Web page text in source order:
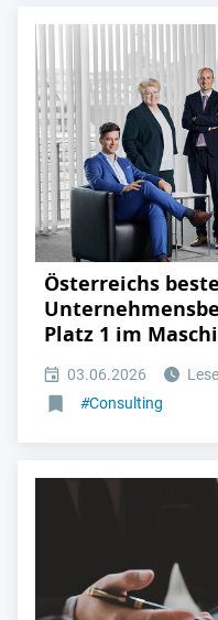
Österreichs beste
Platz 1 im
03.06.2026
#Consulting